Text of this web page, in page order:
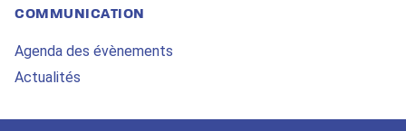
COMMUNICATION
Agenda des évènements
Actualités